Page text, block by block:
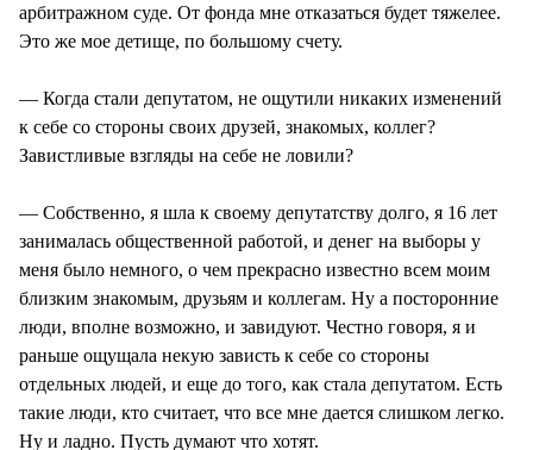
арбитражном суде. От фонда мне отказаться будет тяжелее.
Это же мое детище, по большому счету.
— Когда стали депутатом, не ощутили никаких изменений
к себе со стороны своих друзей, знакомых, коллег?
Завистливые взгляды на себе не ловили?
— Собственно, я шла к своему депутатству долго, я 16 лет
занималась общественной работой, и денег на выборы у
меня было немного, о чем прекрасно известно всем моим
близким знакомым, друзьям и коллегам. Ну а посторонние
люди, вполне возможно, и завидуют. Честно говоря, я и
раньше ощущала некую зависть к себе со стороны
отдельных людей, и еще до того, как стала депутатом. Есть
такие люди, кто считает, что все мне дается слишком легко.
Ну и ладно. Пусть думают что хотят.